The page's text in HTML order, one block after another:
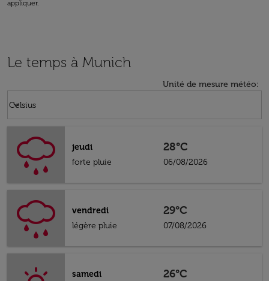
appliquer.
Le temps à Munich
Unité de mesure météo:
Celsius
keyboard_arrow_down
jeudi
forte pluie
28°C
06/08/2026
vendredi
légère pluie
29°C
07/08/2026
samedi
26°C